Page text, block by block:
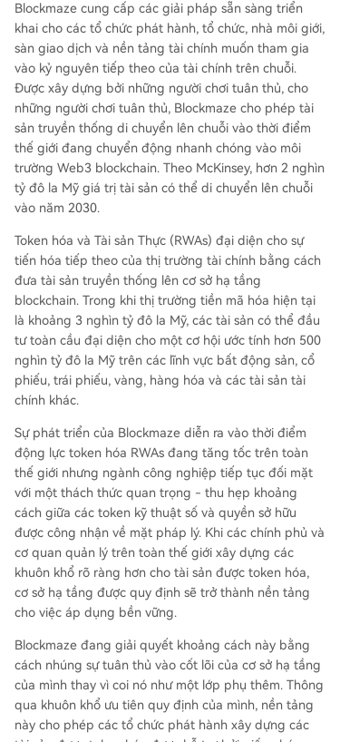
Blockmaze cung cấp các giải pháp sẵn sàng triển
khai cho các tổ chức phát hành, tổ chức, nhà môi giới,
sàn giao dịch và nền tảng tài chính muốn tham gia
vào kỷ nguyên tiếp theo của tài chính trên chuỗi.
Được xây dựng bởi những người chơi tuân thủ, cho
những người chơi tuân thủ, Blockmaze cho phép tài
sản truyền thống di chuyển lên chuỗi vào thời điểm
thế giới đang chuyển động nhanh chóng vào môi
trường Web3 blockchain. Theo McKinsey, hơn 2 nghìn
tỷ đô la Mỹ giá trị tài sản có thể di chuyển lên chuỗi
vào năm 2030.
Token hóa và Tài sản Thực (RWAs) đại diện cho sự
tiến hóa tiếp theo của thị trường tài chính bằng cách
đưa tài sản truyền thống lên cơ sở hạ tầng
blockchain. Trong khi thị trường tiền mã hóa hiện tại
là khoảng 3 nghìn tỷ đô la Mỹ, các tài sản có thể đầu
tư toàn cầu đại diện cho một cơ hội ước tính hơn 500
nghìn tỷ đô la Mỹ trên các lĩnh vực bất động sản, cổ
phiếu, trái phiếu, vàng, hàng hóa và các tài sản tài
chính khác.
Sự phát triển của Blockmaze diễn ra vào thời điểm
động lực token hóa RWAs đang tăng tốc trên toàn
thế giới nhưng ngành công nghiệp tiếp tục đối mặt
với một thách thức quan trọng - thu hẹp khoảng
cách giữa các token kỹ thuật số và quyền sở hữu
được công nhận về mặt pháp lý. Khi các chính phủ và
cơ quan quản lý trên toàn thế giới xây dựng các
khuôn khổ rõ ràng hơn cho tài sản được token hóa,
cơ sở hạ tầng được quy định sẽ trở thành nền tảng
cho việc áp dụng bền vững.
Blockmaze đang giải quyết khoảng cách này bằng
cách nhúng sự tuân thủ vào cốt lõi của cơ sở hạ tầng
của mình thay vì coi nó như một lớp phụ thêm. Thông
qua khuôn khổ ưu tiên quy định của mình, nền tảng
này cho phép các tổ chức phát hành xây dựng các